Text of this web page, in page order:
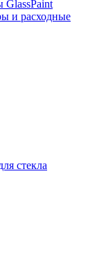
GlassPaint
и расходные
стекла